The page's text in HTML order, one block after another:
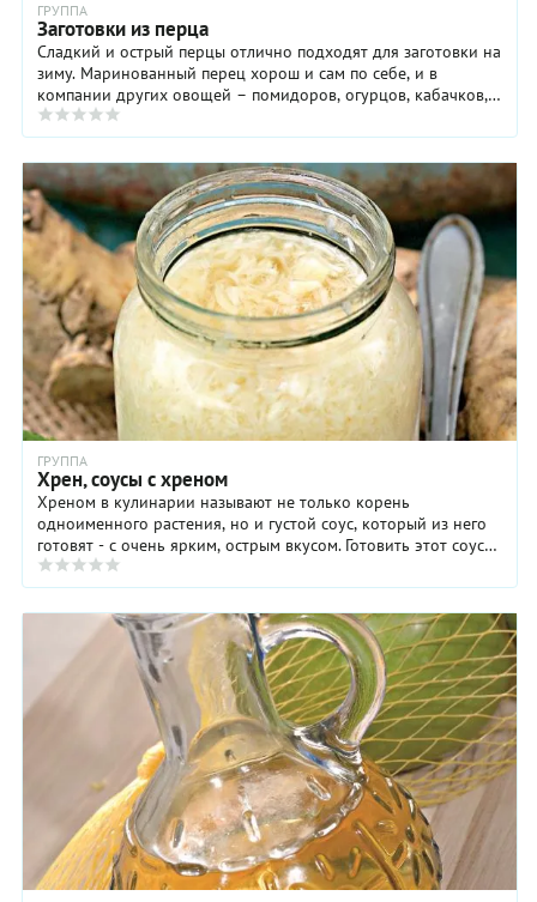
ГРУППА
Заготовки из перца
Сладкий и острый перцы отлично подходят для заготовки на
зиму. Маринованный перец хорош и сам по себе, и в
компании других овощей – помидоров, огурцов, кабачков,
ГРУППА
Хрен, соусы с хреном
Хреном в кулинарии называют не только корень
одноименного растения, но и густой соус, который из него
готовят - с очень ярким, острым вкусом. Готовить этот соус
довольно просто, главное - измельчить ...